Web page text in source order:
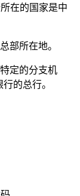
在的国家是中
部所在地。
定的分支机
的总行。